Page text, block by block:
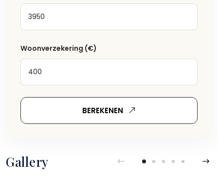
Woonverzekering (€)
BEREKENEN
Gallery